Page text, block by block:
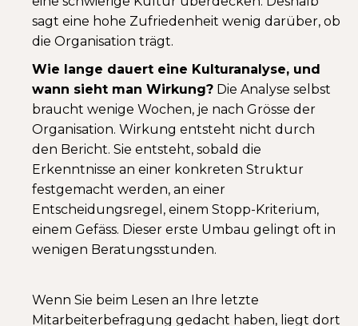
sagt eine hohe Zufriedenheit wenig darüber, ob
die Organisation trägt.
Wie lange dauert eine Kulturanalyse, und
wann sieht man Wirkung? Die Analyse selbst
braucht wenige Wochen, je nach Grösse der
Organisation. Wirkung entsteht nicht durch
den Bericht. Sie entsteht, sobald die
Erkenntnisse an einer konkreten Struktur
festgemacht werden, an einer
Entscheidungsregel, einem Stopp-Kriterium,
einem Gefäss. Dieser erste Umbau gelingt oft in
wenigen Beratungsstunden.
Wenn Sie beim Lesen an Ihre letzte
Mitarbeiterbefragung gedacht haben, liegt dort